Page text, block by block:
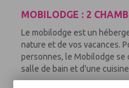
MOBILODGE : 2
Le mobilodge est un
nature et de vos vacances.
personnes, le Mobilodge se
salle de bain et d'une